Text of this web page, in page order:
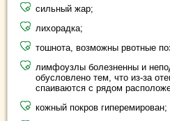
сильный жар;
лихорадка;
тошнота, возможны рвотные
лимфоузлы болезненны и
обусловлено тем, что из-за
спаиваются с рядом
кожный покров гиперемирован;